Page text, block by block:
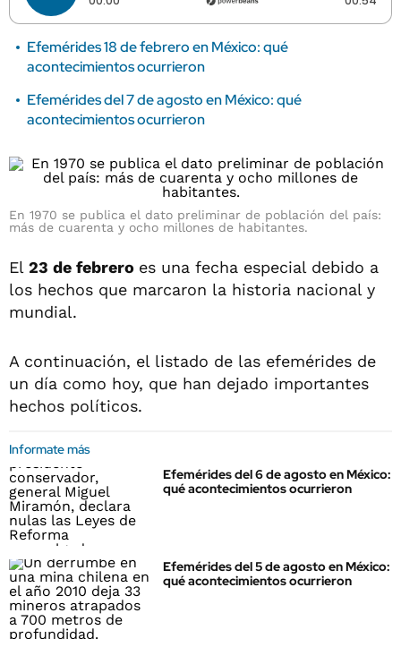
Efemérides 18 de febrero en México: qué
acontecimientos ocurrieron
Efemérides del 7 de agosto en México: qué
acontecimientos ocurrieron
En 1970 se publica el dato preliminar de población del país:
más de cuarenta y ocho millones de habitantes.
El 23 de febrero es una fecha especial debido a
los hechos que marcaron la historia nacional y
mundial.
A continuación, el listado de las efemérides de
un día como hoy, que han dejado importantes
hechos políticos.
Informate más
Efemérides del 6 de agosto en México:
qué acontecimientos ocurrieron
Efemérides del 5 de agosto en México:
qué acontecimientos ocurrieron